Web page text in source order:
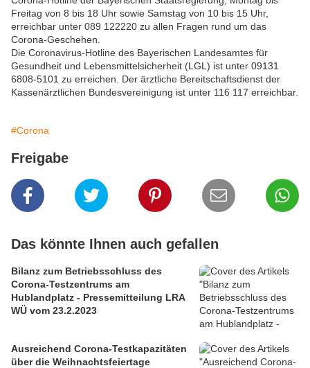
Freitag von 8 bis 18 Uhr sowie Samstag von 10 bis 15 Uhr,
erreichbar unter 089 122220 zu allen Fragen rund um das
Corona-Geschehen.
Die Coronavirus-Hotline des Bayerischen Landesamtes für
Gesundheit und Lebensmittelsicherheit (LGL) ist unter 09131
6808-5101 zu erreichen. Der ärztliche Bereitschaftsdienst der
Kassenärztlichen Bundesvereinigung ist unter 116 117 erreichbar.
#Corona
Freigabe
Das könnte Ihnen auch gefallen
Bilanz zum Betriebsschluss des
Corona-Testzentrums am
Hublandplatz - Pressemitteilung LRA
WÜ vom 23.2.2023
Ausreichend Corona-Testkapazitäten
über die Weihnachtsfeiertage